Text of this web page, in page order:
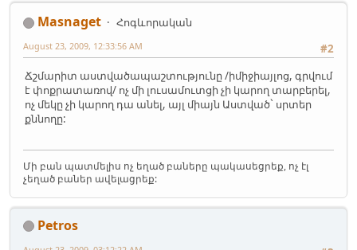
Masnaget
Հոգևորական
#2
August 23, 2009, 12:33:56 AM
Ճշմարիտ աստվածապաշտությունը /իմիջիայլոց, գրվում
է փոքրատառով/ ոչ մի լուսամուտցի չի կարող տարբերել,
ոչ մեկը չի կարող դա անել, այլ միայն Աստված` սրտեր
քննողը:
Մի բան պատմելիս ոչ եղած բաները պակասեցրեք, ոչ էլ
չեղած բաներ ավելացրեք:
Petros